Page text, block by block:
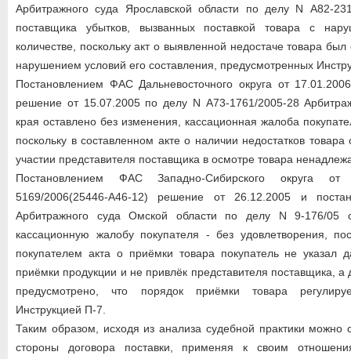
Арбитражного суда Ярославской области по делу N А82-
поставщика убытков, вызванных поставкой товара с
количестве, поскольку акт о выявленной недостаче товара
нарушением условий его составления, предусмотренных
Постановлением ФАС Дальневосточного округа от
решение от 15.07.2005 по делу N А73-1761/2005-28
края оставлено без изменения, кассационная жалоба
поскольку в составленном акте о наличии недостатков товара
участии представителя поставщика в осмотре товара
Постановлением ФАС Западно-Сибирского округа
5169/2006(25446-А46-12) решение от 26.12.2005 и
Арбитражного суда Омской области по делу N 9-176/05
кассационную жалобу покупателя - без удовлетворения,
покупателем акта о приёмки товара покупатель не указал
приёмки продукции и не привлёк представителя поставщика, а
предусмотрено, что порядок приёмки товара
Инструкцией П-7.
Таким образом, исходя из анализа судебной практики можно
стороны договора поставки, применяя к своим